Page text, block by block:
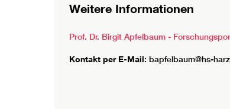
Weitere Informationen
Prof. Dr. Birgit Apfelbaum -
Kontakt per E-Mail: bapfelbaum@hs-